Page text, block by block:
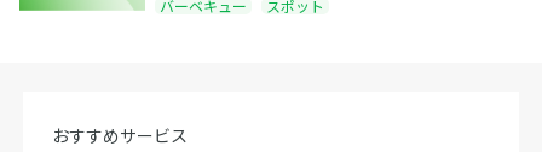
バーベキュー スポット
おすすめサービス